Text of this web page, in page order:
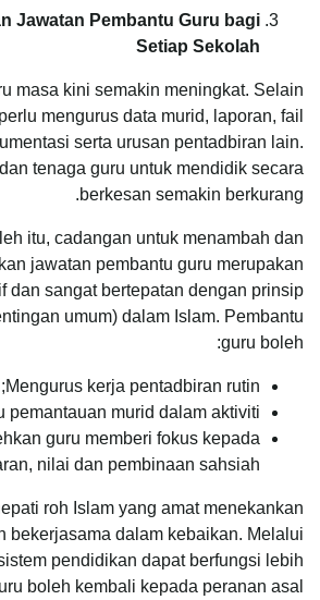
Jawatan Pembantu Guru bagi
Setiap Sekolah
masa kini semakin meningkat. Selain
mengurus data murid, laporan, fail
serta urusan pentadbiran lain.
tenaga guru untuk mendidik secara
berkesan semakin berkurang.
itu, cadangan untuk menambah dan
jawatan pembantu guru merupakan
dan sangat bertepatan dengan prinsip
umum) dalam Islam. Pembantu
guru boleh:
Mengurus kerja pentadbiran rutin;
pemantauan murid dalam aktiviti;
guru memberi fokus kepada
nilai dan pembinaan sahsiah.
roh Islam yang amat menekankan
bekerjasama dalam kebaikan. Melalui
pendidikan dapat berfungsi lebih
boleh kembali kepada peranan asal